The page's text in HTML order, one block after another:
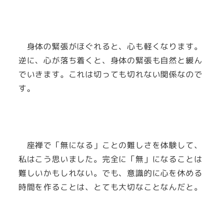
身体の緊張がほぐれると、心も軽くなります。
逆に、心が落ち着くと、身体の緊張も自然と緩ん
でいきます。これは切っても切れない関係なので
す。
座禅で「無になる」ことの難しさを体験して、
私はこう思いました。完全に「無」になることは
難しいかもしれない。でも、意識的に心を休める
時間を作ることは、とても大切なことなんだと。